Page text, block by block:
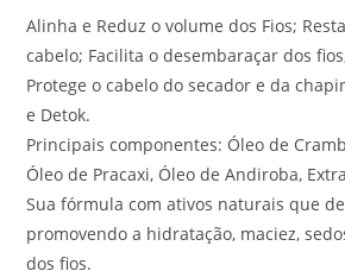
Alinha e Reduz o volume dos Fios;
cabelo; Facilita o desembaraçar dos
Protege o cabelo do secador e da
e Detok.
Principais componentes: Óleo de
Óleo de Pracaxi, Óleo de Andiroba,
Sua fórmula com ativos naturais que
promovendo a hidratação, maciez,
dos fios.